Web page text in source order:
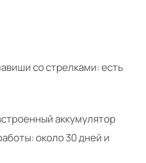
со стрелками: есть
аккумулятор
около 30 дней и